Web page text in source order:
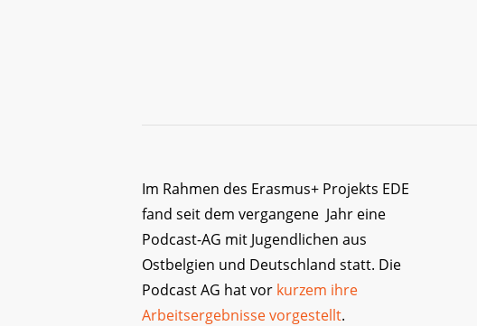
Im Rahmen des Erasmus+ Projekts EDE
fand seit dem vergangene Jahr eine
Podcast-AG mit Jugendlichen aus
Ostbelgien und Deutschland statt. Die
Podcast AG hat vor kurzem ihre
Arbeitsergebnisse vorgestellt.